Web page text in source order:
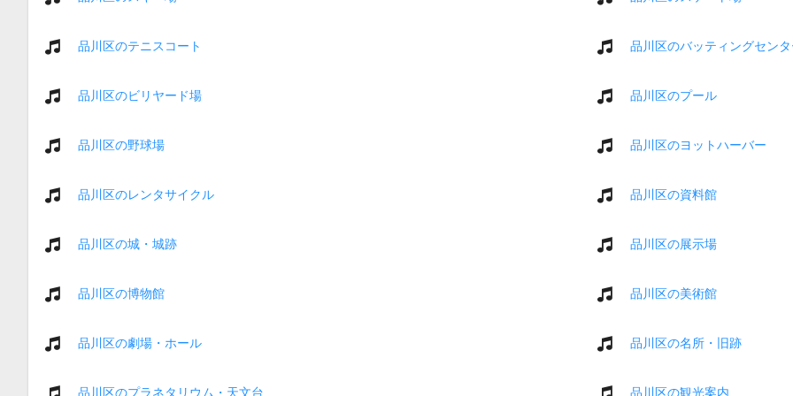
品川区のテニスコート 品川区のバッティングセン
品川区のビリヤード場 品川区のプール
品川区の野球場 品川区のヨットハーバー
品川区のレンタサイクル 品川区の資料館
品川区の城・城跡 品川区の展示場
品川区の博物館 品川区の美術館
品川区の劇場・ホール 品川区の名所・旧跡
品川区のプラネタリウム・天文台 品川区の観光案内